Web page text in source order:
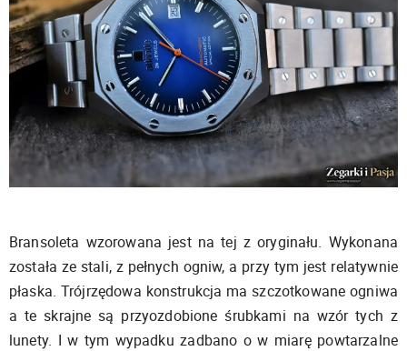
Bransoleta wzorowana jest na tej z oryginału. Wykonana
została ze stali, z pełnych ogniw, a przy tym jest relatywnie
płaska. Trójrzędowa konstrukcja ma szczotkowane ogniwa
a te skrajne są przyozdobione śrubkami na wzór tych z
lunety. I w tym wypadku zadbano o w miarę powtarzalne